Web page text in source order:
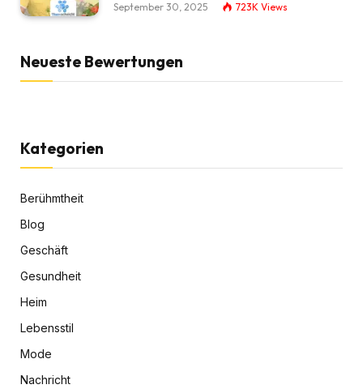
September 30, 2025 723K Views
Neueste Bewertungen
Kategorien
Berühmtheit
Blog
Geschäft
Gesundheit
Heim
Lebensstil
Mode
Nachricht